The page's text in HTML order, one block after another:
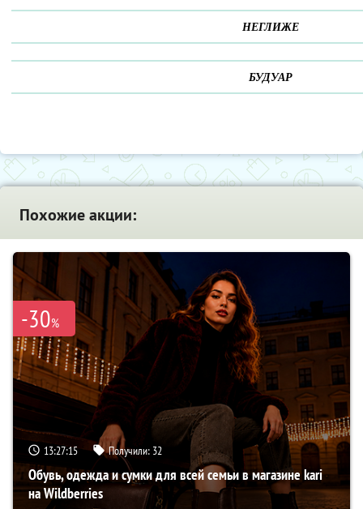
НЕГЛИЖЕ
БУДУАР
Похожие акции:
-30%
13:27:14 Получили: 32
Обувь, одежда и сумки для всей семьи в магазине kari
на Wildberries